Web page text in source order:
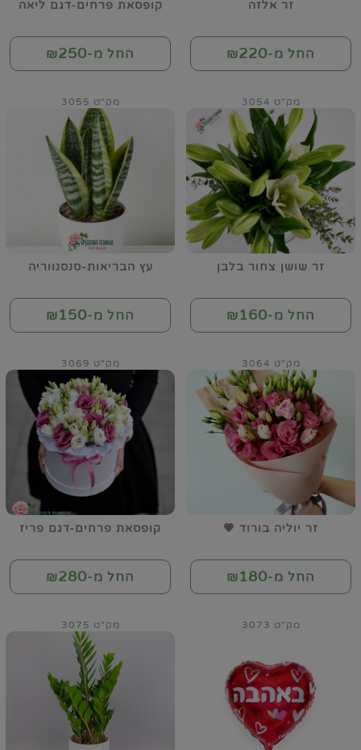
זר אלזה
החל מ-₪220
קופסאת פרחים-דגם ליאה
החל מ-₪250
זר שושן צחור בלבן
מק"ט 3054
החל מ-₪160
עץ הבריאות-סנסנווריה
מק"ט 3055
החל מ-₪150
זר יוליה בורוד 💗
מק"ט 3064
החל מ-₪180
קופסאת פרחים-דגם פריז
מק"ט 3069
החל מ-₪280
מק"ט 3073 מק"ט 3075